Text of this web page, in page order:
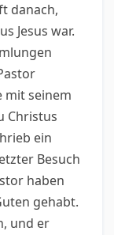
danach,
Jesus war.
mit seinem
Christus
ein
Besuch
haben
gehabt.
und er